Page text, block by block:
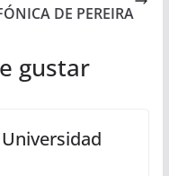
DE PEREIRA
gustar